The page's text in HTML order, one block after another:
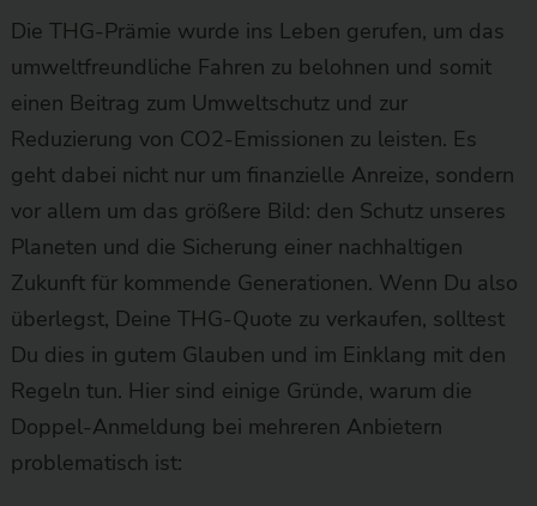
Die THG-Prämie wurde ins Leben gerufen, um das
umweltfreundliche Fahren zu belohnen und somit
einen Beitrag zum Umweltschutz und zur
Reduzierung von CO2-Emissionen zu leisten. Es
geht dabei nicht nur um finanzielle Anreize, sondern
vor allem um das größere Bild: den Schutz unseres
Planeten und die Sicherung einer nachhaltigen
Zukunft für kommende Generationen. Wenn Du also
überlegst, Deine THG-Quote zu verkaufen, solltest
Du dies in gutem Glauben und im Einklang mit den
Regeln tun. Hier sind einige Gründe, warum die
Doppel-Anmeldung bei mehreren Anbietern
problematisch ist: